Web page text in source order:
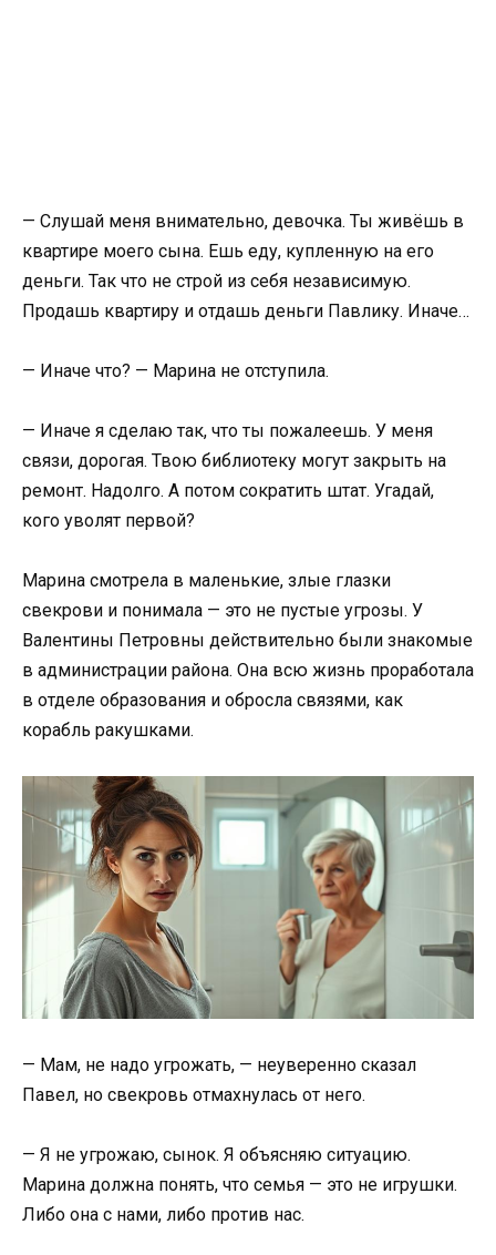
— Слушай меня внимательно, девочка. Ты живёшь в
квартире моего сына. Ешь еду, купленную на его
деньги. Так что не строй из себя независимую.
Продашь квартиру и отдашь деньги Павлику. Иначе…
— Иначе что? — Марина не отступила.
— Иначе я сделаю так, что ты пожалеешь. У меня
связи, дорогая. Твою библиотеку могут закрыть на
ремонт. Надолго. А потом сократить штат. Угадай,
кого уволят первой?
Марина смотрела в маленькие, злые глазки
свекрови и понимала — это не пустые угрозы. У
Валентины Петровны действительно были знакомые
в администрации района. Она всю жизнь проработала
в отделе образования и обросла связями, как
корабль ракушками.
— Мам, не надо угрожать, — неуверенно сказал
Павел, но свекровь отмахнулась от него.
— Я не угрожаю, сынок. Я объясняю ситуацию.
Марина должна понять, что семья — это не игрушки.
Либо она с нами, либо против нас.